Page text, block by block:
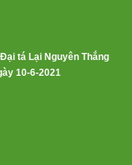
tá Lại Nguyên Thắng
10-6-2021